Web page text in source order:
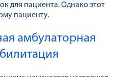
для пациента. Однако этот
пациенту.
амбулаторная